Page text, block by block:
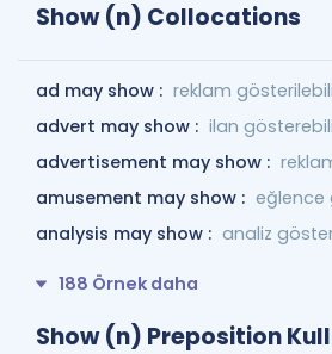
Show (n) Collocations
ad may show : reklam
advert may show : ilan
advertisement may show :
amusement may show : eğlence
analysis may show : analiz
188 Örnek daha
Show (n) Preposition